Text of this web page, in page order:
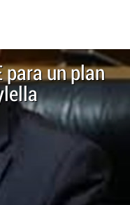
para un plan